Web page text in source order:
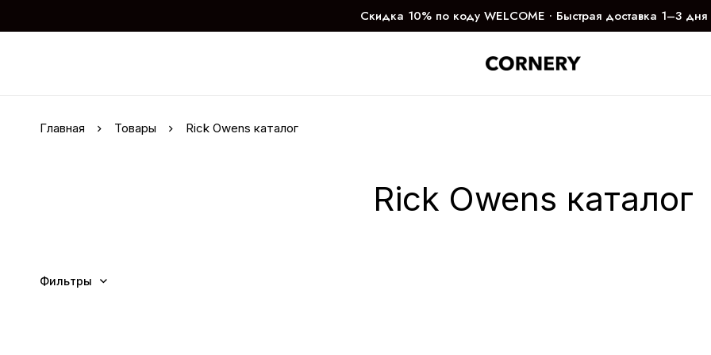
Скидка 10% по коду WELCOME ∙ Быстрая доставка 1–3 дня
Главная Товары Rick Owens каталог
Rick Owens каталог
Фильтры